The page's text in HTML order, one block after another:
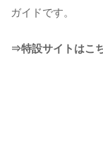
ガイドです。
⇒特設サイトはこ